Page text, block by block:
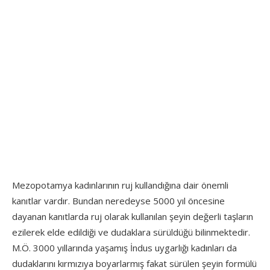
Mezopotamya kadınlarının ruj kullandığına dair önemli
kanıtlar vardır. Bundan neredeyse 5000 yıl öncesine
dayanan kanıtlarda ruj olarak kullanılan şeyin değerli taşların
ezilerek elde edildiği ve dudaklara sürüldüğü bilinmektedir.
M.Ö. 3000 yıllarında yaşamış İndus uygarlığı kadınları da
dudaklarını kırmızıya boyarlarmış fakat sürülen şeyin formülü